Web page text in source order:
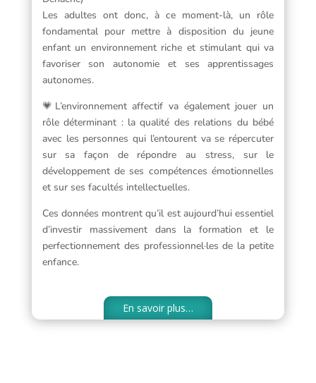
Les adultes ont donc, à ce moment-là, un rôle
fondamental pour mettre à disposition du jeune
enfant un environnement riche et stimulant qui va
favoriser son autonomie et ses apprentissages
autonomes.
💗L’environnement affectif va également jouer un
rôle déterminant : la qualité des relations du bébé
avec les personnes qui l’entourent va se répercuter
sur sa façon de répondre au stress, sur le
développement de ses compétences émotionnelles
et sur ses facultés intellectuelles.
Ces données montrent qu’il est aujourd’hui essentiel
d’investir massivement dans la formation et le
perfectionnement des professionnel·les de la petite
enfance.
En savoir plus…